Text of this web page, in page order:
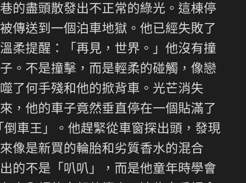
的盡頭散發出不正常的綠光。這棟停
傳送到一個泊車地獄。他已經失敗了
柔提醒：「再見，世界。」他沒有撞
。不是撞擊，而是輕柔的碰觸，像戀
了何手殘和他的掀背車。光芒消失
，他的車子竟然垂直停在一個貼滿了
車王」。他趕緊從車窗探出頭，發現
像是新買的輪胎和劣質香水的混合
的不是「叭叭」，而是他童年時學會